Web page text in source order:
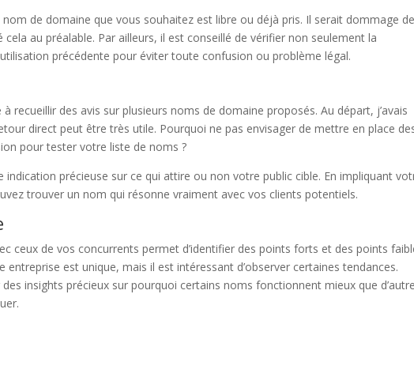
de domaine que vous souhaitez est libre ou déjà pris. Il serait dommage de
cela au préalable. Par ailleurs, il est conseillé de vérifier non seulement la
précédente pour éviter toute confusion ou problème légal.
recueillir des avis sur plusieurs noms de domaine proposés. Au départ, j’avais
direct peut être très utile. Pourquoi ne pas envisager de mettre en place
pour tester votre liste de noms ?
précieuse sur ce qui attire ou non votre public cible. En impliquant
trouver un nom qui résonne vraiment avec vos clients potentiels.
ceux de vos concurrents permet d’identifier des points forts et des points
entreprise est unique, mais il est intéressant d’observer certaines tendances.
insights précieux sur pourquoi certains noms fonctionnent mieux que